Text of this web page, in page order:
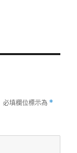
必填欄位標示為 *